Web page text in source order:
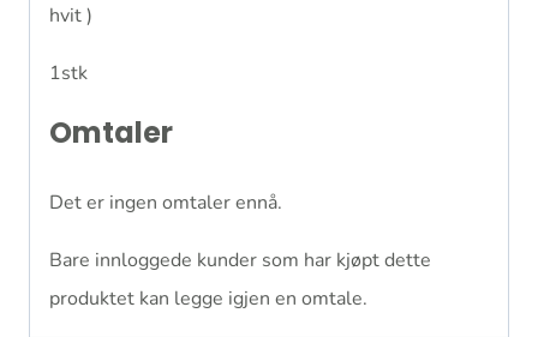
hvit )
1stk
Omtaler
Det er ingen omtaler ennå.
Bare innloggede kunder som har kjøpt dette
produktet kan legge igjen en omtale.